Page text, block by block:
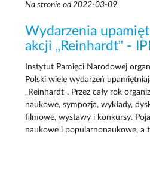
Na stronie od 2022-03-09
Wydarzenia
akcji „Reinhardt” -
Instytut Pamięci Narodowej
Polski wiele wydarzeń
„Reinhardt”. Przez cały rok
naukowe, sympozja, wykłady,
filmowe, wystawy i konkursy.
naukowe i popularnonaukowe, a